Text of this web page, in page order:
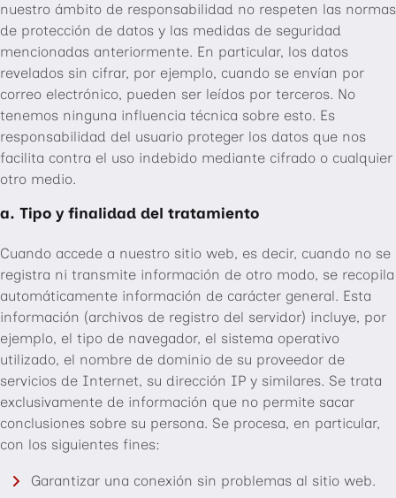
nuestro ámbito de responsabilidad no respeten las normas
de protección de datos y las medidas de seguridad
mencionadas anteriormente. En particular, los datos
revelados sin cifrar, por ejemplo, cuando se envían por
correo electrónico, pueden ser leídos por terceros. No
tenemos ninguna influencia técnica sobre esto. Es
responsabilidad del usuario proteger los datos que nos
facilita contra el uso indebido mediante cifrado o cualquier
otro medio.
a. Tipo y finalidad del tratamiento
Cuando accede a nuestro sitio web, es decir, cuando no se
registra ni transmite información de otro modo, se recopila
automáticamente información de carácter general. Esta
información (archivos de registro del servidor) incluye, por
ejemplo, el tipo de navegador, el sistema operativo
utilizado, el nombre de dominio de su proveedor de
servicios de Internet, su dirección IP y similares. Se trata
exclusivamente de información que no permite sacar
conclusiones sobre su persona. Se procesa, en particular,
con los siguientes fines:
Garantizar una conexión sin problemas al sitio web.